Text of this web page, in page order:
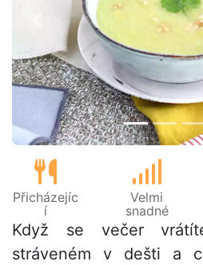
Předchozí
Přicházejíc
í
Velmi
snadné
Když se večer
stráveném v dešti a